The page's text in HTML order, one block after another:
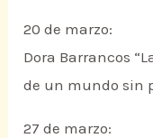
20 de marzo:
Dora Barrancos
de un mundo sin
27 de marzo: